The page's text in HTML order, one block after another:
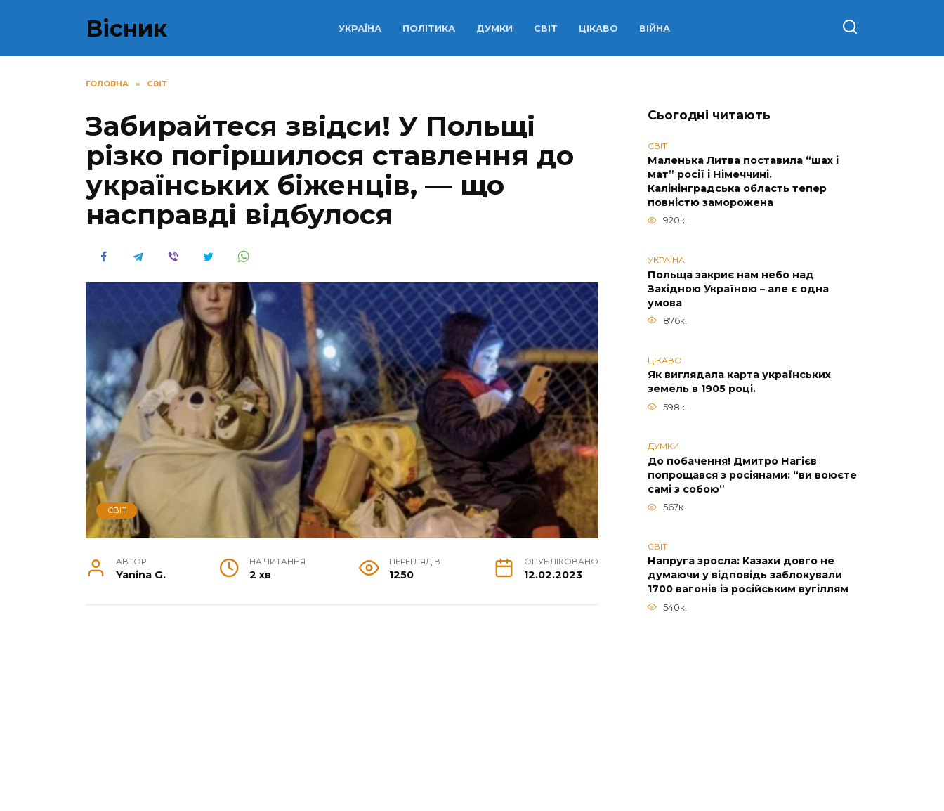
Вісник УКРАЇНА ПОЛІТИКА ДУМКИ СВІТ ЦІКАВО ВІЙНА
ГОЛОВНА » СВІТ
Забирайтеся звідси! У Польщі
різко погіршилося ставлення до
українських біженців, — що
насправді відбулося
СВІТ
АВТОР
Yanina G.
НА ЧИТАННЯ
2 хв
ПЕРЕГЛЯДІВ
1250
ОПУБЛІКОВАНО
12.02.2023
Сьогодні читають
СВІТ
Маленька Литва поставила “шах і
мат” росії і Німеччині.
Калінінградська область тепер
повністю заморожена
920к.
УКРАЇНА
Польща закриє нам небо над
Західною Україною – але є одна
умова
876к.
ЦІКАВО
Як виглядала карта українських
земель в 1905 році.
598к.
ДУМКИ
До побачення! Дмитро Нагієв
попрощався з росіянами: “ви воюєте
самі з собою”
567к.
СВІТ
Напруга зросла: Казахи довго не
думаючи у відповідь заблокували
1700 вагонів із російським вугіллям
540к.